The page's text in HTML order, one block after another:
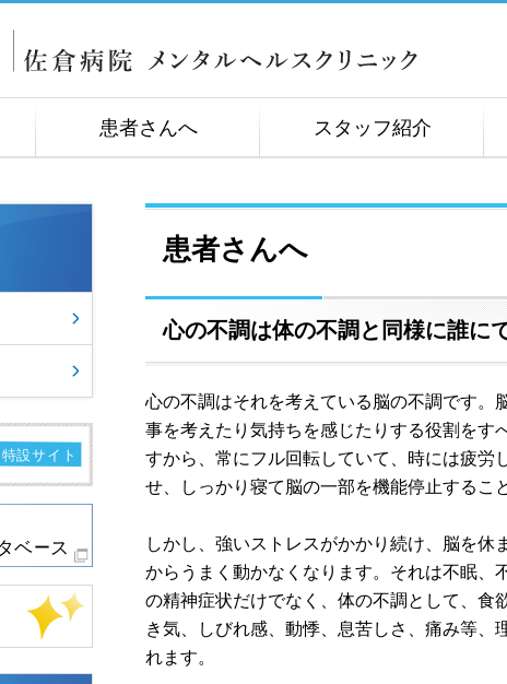
患者さんへ スタッフ紹介
患者さんへ
心の不調は体の不調と同様に誰に
心の不調はそれを考えている脳の不調です。
事を考えたり気持ちを感じたりする役割をす
すから、常にフル回転していて、時には疲労
せ、しっかり寝て脳の一部を機能停止するこ
しかし、強いストレスがかかり続け、脳を
からうまく動かなくなります。それは不眠、
の精神症状だけでなく、体の不調として、食
き気、しびれ感、動悸、息苦しさ、痛み等
れます。